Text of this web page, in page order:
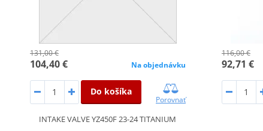
131,00 €
104,40 € Na objednávku
Do košíka
Porovnať
INTAKE VALVE YZ450F 23-24 TITANIUM
116,00 €
92,71 €